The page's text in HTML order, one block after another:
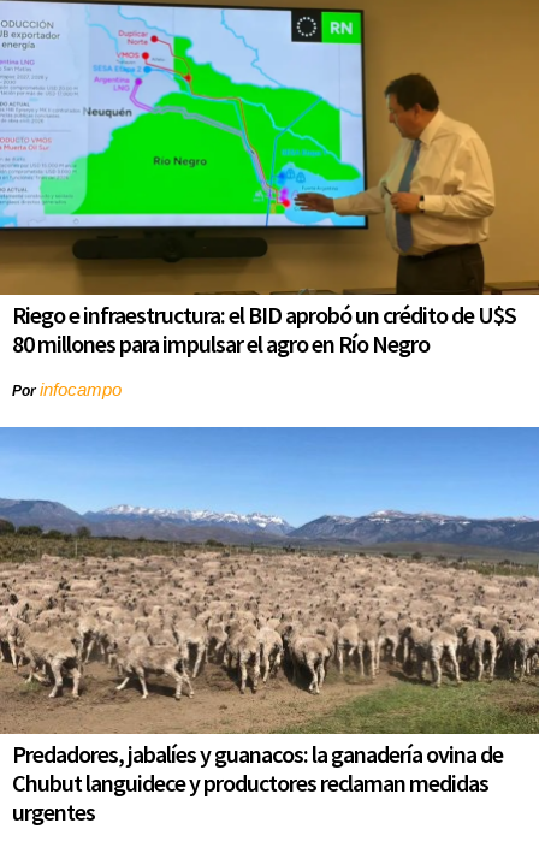
Riego e infraestructura: el BID aprobó un crédito de U$S
80 millones para impulsar el agro en Río Negro
Porinfocampo
Predadores, jabalíes y guanacos: la ganadería ovina de
Chubut languidece y productores reclaman medidas
urgentes